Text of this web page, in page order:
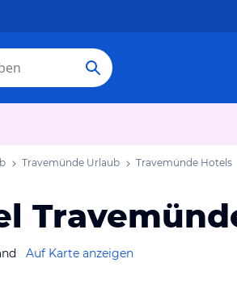
Travemünde Urlaub Travemünde Hotels
Auf Karte anzeigen